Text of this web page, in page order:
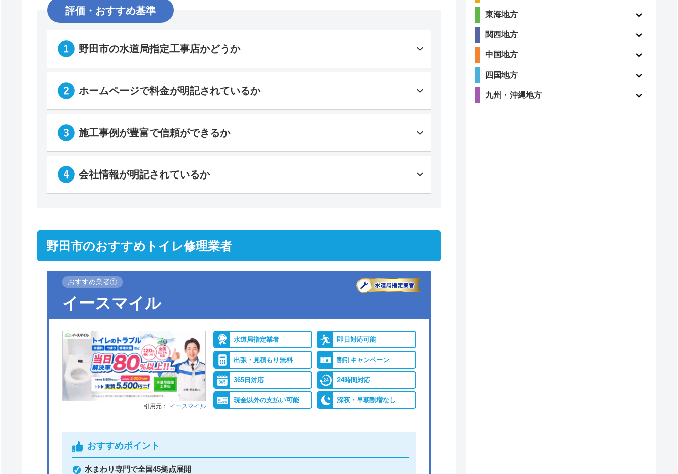
評価・おすすめ基準
野田市の水道局指定工事店かどうか
ホームページで料金が明記されているか
施工事例が豊富で信頼ができるか
会社情報が明記されているか
野田市のおすすめトイレ修理業者
おすすめ業者①
イースマイル
引用元： イースマイル
水道局指定業者 即日対応可能
出張・見積もり無料 割引キャンペーン
365日対応 24時間対応
現金以外の支払い可能 深夜・早朝割増なし
おすすめポイント
水まわり専門で全国45拠点展開
東海地方
関西地方
中国地方
四国地方
九州・沖縄地方